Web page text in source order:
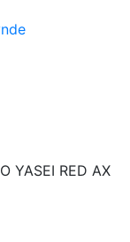
YASEI RED AX